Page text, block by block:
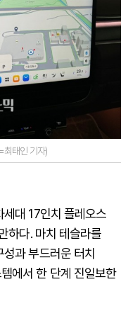
최태인 기자)
대 17인치 플레오스
하다. 마치 테슬라를
과 부드러운 터치
에서 한 단계 진일보한